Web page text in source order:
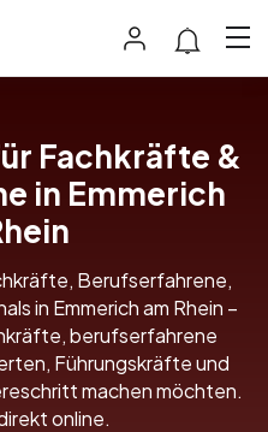
Fachkräfte &
in Emmerich
Berufserfahrene,
in Emmerich am Rhein –
berufserfahrene
Führungskräfte und
machen möchten.
online.